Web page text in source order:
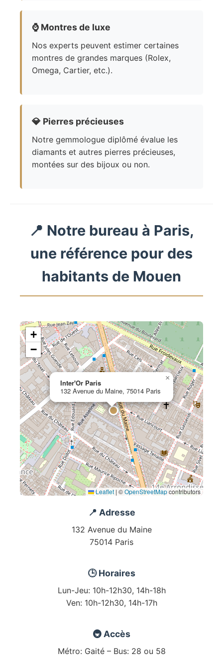
⌚ Montres de luxe
Nos experts peuvent estimer certaines
montres de grandes marques (Rolex,
Omega, Cartier, etc.).
💎 Pierres précieuses
Notre gemmologue diplômé évalue les
diamants et autres pierres précieuses,
montées sur des bijoux ou non.
📍 Notre bureau à Paris,
une référence pour des
habitants de Mouen
Inter'Or Paris
132 Avenue du Maine, 75014 Paris
×
+
−
Leaflet | ©OpenStreetMapcontributors
📍 Adresse
132 Avenue du Maine
75014 Paris
🕒 Horaires
Lun-Jeu: 10h-12h30, 14h-18h
Ven: 10h-12h30, 14h-17h
🚇 Accès
Métro: Gaité – Bus: 28 ou 58